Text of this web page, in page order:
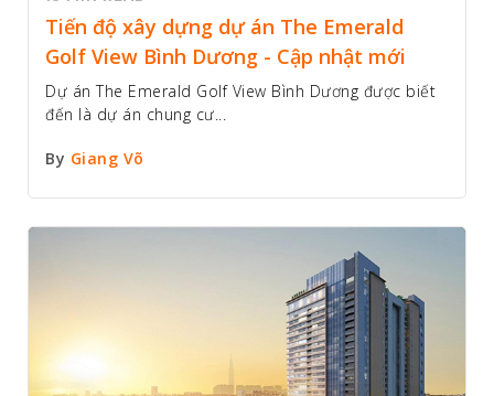
Tiến độ xây dựng dự án The Emerald
Golf View Bình Dương - Cập nhật mới
Dự án The Emerald Golf View Bình Dương được biết
đến là dự án chung cư...
By Giang Võ